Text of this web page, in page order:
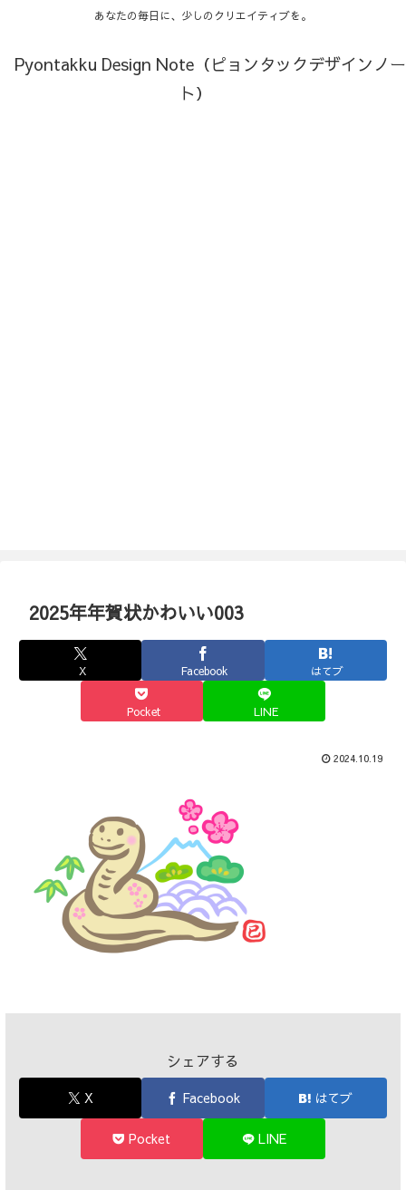
あなたの毎日に、少しのクリエイティブを。
Pyontakku Design Note（ピョンタックデザインノー
ト）
2025年年賀状かわいい003
X Facebook はてブ
Pocket LINE
2024.10.19
シェアする
X Facebook はてブ
Pocket LINE